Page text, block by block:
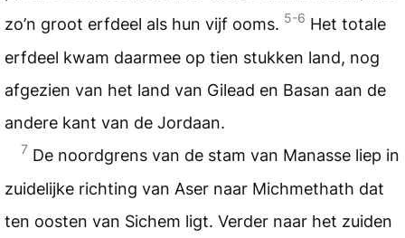
zo’n groot erfdeel als hun vijf ooms. 5-6 Het totale
erfdeel kwam daarmee op tien stukken land, nog
afgezien van het land van Gilead en Basan aan de
andere kant van de Jordaan.
7 De noordgrens van de stam van Manasse liep in
zuidelijke richting van Aser naar Michmethath dat
ten oosten van Sichem ligt. Verder naar het zuiden